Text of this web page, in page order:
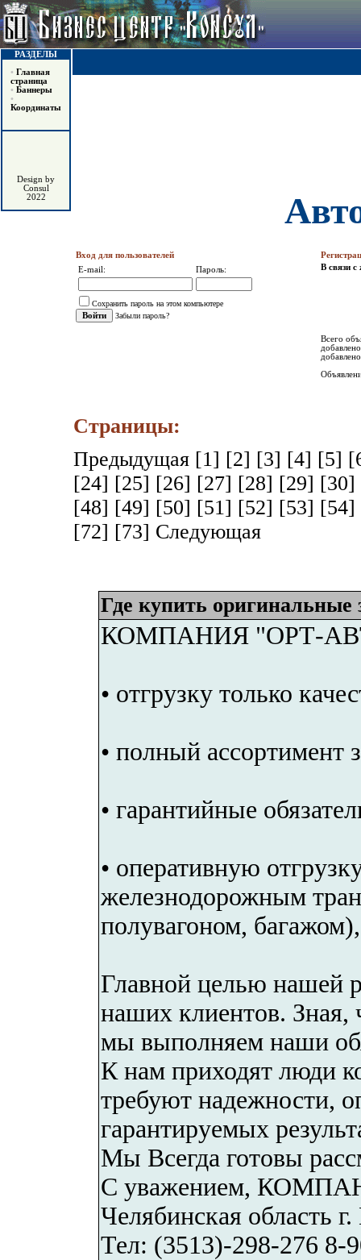
РАЗДЕЛЫ
• Главная
страница
• Баннеры
•
Координаты
Design by
Consul
2022
Вход для пользователей
E-mail:
Пароль:
Сохранить пароль на этом компьютере
Забыли пароль?
В связи
Всего
Страницы:
Предыдущая [1] [2] [3] [4] [5]
[24] [25] [26] [27] [28] [29] [30]
[48] [49] [50] [51] [52] [53] [54]
[72] [73] Следующая
Где купить
КОМПАНИЯ "ОРТ-
• отгрузку только
• полный ассортимент
• гарантийные
• оперативную
железнодорожным
полувагоном,
Главной целью нашей
наших клиентов. Зная,
мы выполняем наши
К нам приходят люди
требуют надежности,
гарантируемых
Мы Всегда готовы
С уважением,
Челябинская область
Тел: (3513)-298-276 8-